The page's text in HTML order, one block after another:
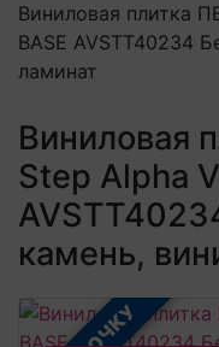
Ламинат с укладкой
Посмотреть все
LOC FLOOR PLUS
LOC FLOOR ARCTIC
Посмотреть все
Кварцвиниловая плитка
Клеевая
Виниловый ламинат
Кварцвинил SPC OASIS
Посмотреть все
Плинтус
Профили для ступеней
Подложка
Пороги
Аксессуары для
Виниловая плитка
BASE AVSTT40234
ламинат
Виниловая
Step Alpha
камень,